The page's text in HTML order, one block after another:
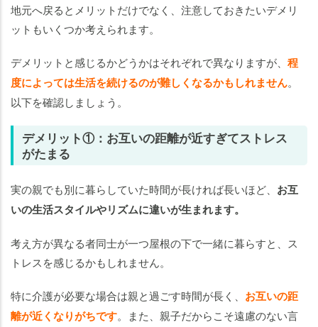
地元へ戻るとメリットだけでなく、注意しておきたいデメリ
ットもいくつか考えられます。
デメリットと感じるかどうかはそれぞれで異なりますが、 程
度によっては生活を続けるのが難しくなるかもしれません。
以下を確認しましょう。
デメリット①：お互いの距離が近すぎてストレス
がたまる
実の親でも別に暮らしていた時間が長ければ長いほど、 お互
いの生活スタイルやリズムに違いが生まれます。
考え方が異なる者同士が一つ屋根の下で一緒に暮らすと、ス
トレスを感じるかもしれません。
特に介護が必要な場合は親と過ごす時間が長く、 お互いの距
離が近くなりがちです。また、親子だからこそ遠慮のない言